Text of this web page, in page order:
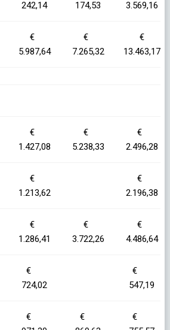
242,14
174,53
3.569,16
€
5.987,64
€
7.265,32
€
13.463,17
€
1.427,08
€
5.238,33
€
2.496,28
€
1.213,62
€
2.196,38
€
1.286,41
€
3.722,26
€
4.486,64
€
724,02
€
547,19
€
€
€